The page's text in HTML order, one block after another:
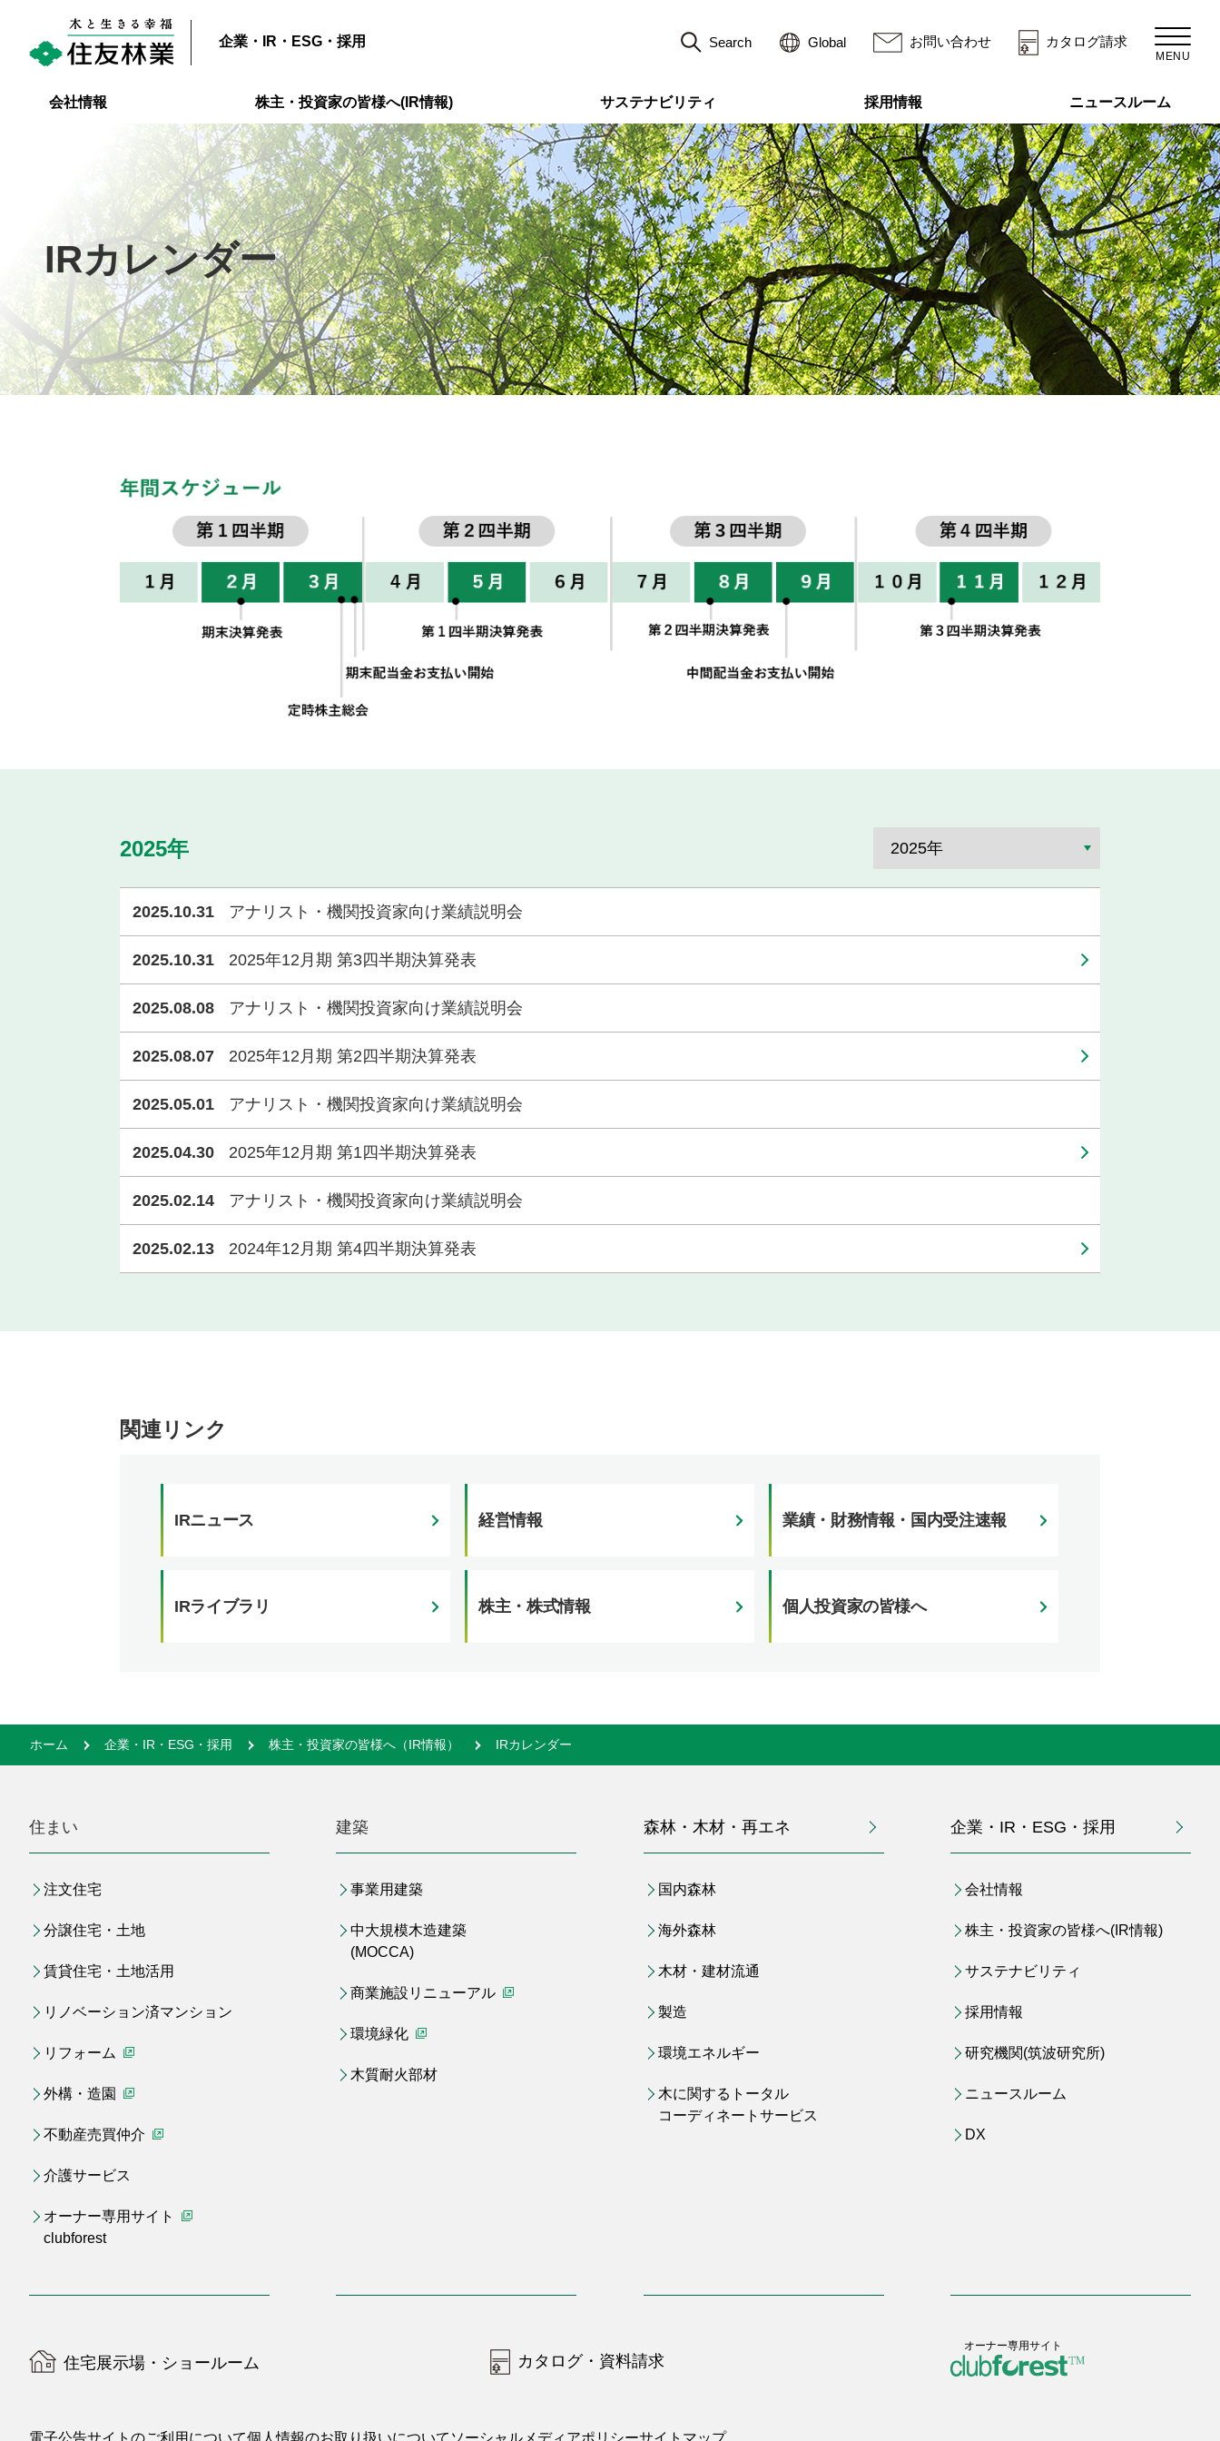
企業・IR・ESG・採用 Search Global お問い合わせ カタログ請求
MENU
会社情報 株主・投資家の皆様へ(IR情報) サステナビリティ 採用情報 ニュースルーム
IRカレンダー
2025年
2025.10.31 アナリスト・機関投資家向け業績説明会
2025.10.31 2025年12月期 第3四半期決算発表
2025.08.08 アナリスト・機関投資家向け業績説明会
2025.08.07 2025年12月期 第2四半期決算発表
2025.05.01 アナリスト・機関投資家向け業績説明会
2025.04.30 2025年12月期 第1四半期決算発表
2025.02.14 アナリスト・機関投資家向け業績説明会
2025.02.13 2024年12月期 第4四半期決算発表
関連リンク
IRニュース 経営情報 業績・財務情報・国内受注速報
IRライブラリ 株主・株式情報 個人投資家の皆様へ
ホーム 企業・IR・ESG・採用 株主・投資家の皆様へ（IR情報） IRカレンダー
住まい
注文住宅
分譲住宅・土地
賃貸住宅・土地活用
リノベーション済マンション
リフォーム （別ウィンドウで開く）
外構・造園 （別ウィンドウで開く）
不動産売買仲介 （別ウィンドウで開く）
介護サービス
オーナー専用サイト
clubforest（別ウィンドウで開く）
建築
事業用建築
中大規模木造建築
(MOCCA)
商業施設リニューアル （別ウィンドウで開く）
環境緑化 （別ウィンドウで開く）
木質耐火部材
森林・木材・再エネ
国内森林
海外森林
木材・建材流通
製造
環境エネルギー
木に関するトータル
コーディネートサービス
企業・IR・ESG・採用
会社情報
株主・投資家の皆様へ(IR情報)
サステナビリティ
採用情報
研究機関(筑波研究所)
ニュースルーム
DX
住宅展示場・ショールーム カタログ・資料請求
オーナー専用サイト
電子公告サイトのご利用について個人情報のお取り扱いについて ソーシャルメディアポリシーサイトマップ